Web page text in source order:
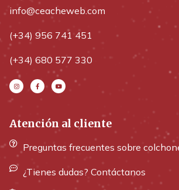
info@ceacheweb.com
(+34) 956 741 451
(+34) 680 577 330
Atención al cliente
Preguntas frecuentes sobre
¿Tienes dudas? Contáctanos